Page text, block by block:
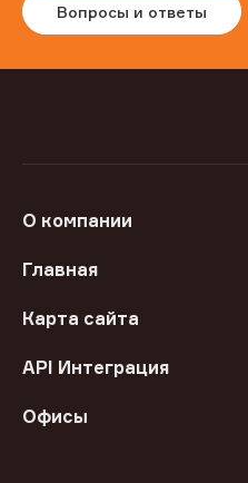
Вопросы и ответы
О компании
Главная
Карта сайта
API Интеграция
Офисы